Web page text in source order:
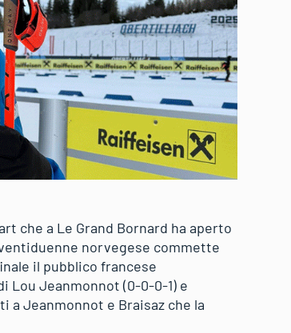
che a Le Grand Bornard ha aperto
norvegese commette
il pubblico francese
Lou Jeanmonnot (0-0-0-1) e
a Jeanmonnot e Braisaz che la